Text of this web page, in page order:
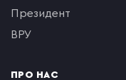
президент
ВРУ
ПРО НАС